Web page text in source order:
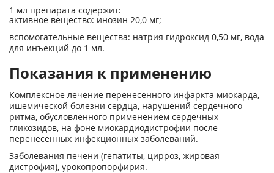
1 мл препарата содержит:
активное вещество: инозин 20,0 мг;
вспомогательные вещества: натрия гидроксид 0,50 мг, вода
для инъекций до 1 мл.
Показания к применению
Комплексное лечение перенесенного инфаркта миокарда,
ишемической болезни сердца, нарушений сердечного
ритма, обусловленного применением сердечных
гликозидов, на фоне миокардиодистрофии после
перенесенных инфекционных заболеваний.
Заболевания печени (гепатиты, цирроз, жировая
дистрофия), урокопропорфирия.